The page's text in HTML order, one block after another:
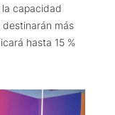
capacidad
más
hasta 15 %